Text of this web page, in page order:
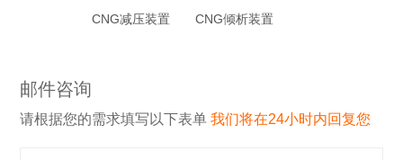
CNG减压装置
CNG倾析装置
邮件咨询
请根据您的需求填写以下表单我们将在24小时内回复您